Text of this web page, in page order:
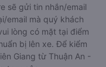
sẽ gửi tin nhắn/email
email mà quý khách
lòng có mặt tại điểm
bị lên xe. Để kiểm
Giang từ Thuận An -